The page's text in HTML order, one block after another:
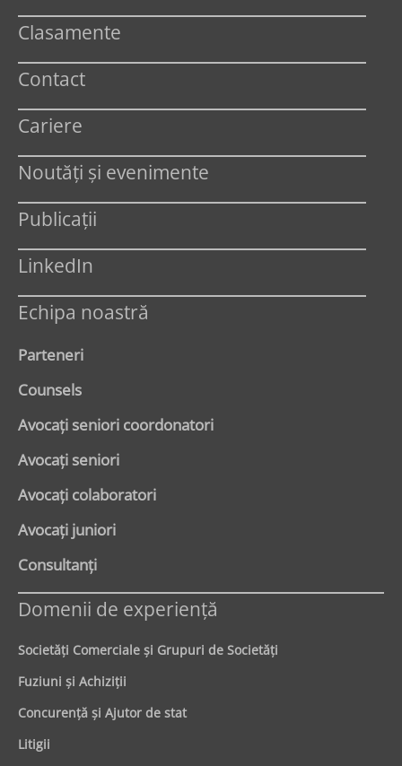
Clasamente
Contact
Cariere
Noutăți și evenimente
Publicații
LinkedIn
Echipa noastră
Parteneri
Counsels
Avocaţi seniori coordonatori
Avocaţi seniori
Avocaţi colaboratori
Avocaţi juniori
Consultanți
Domenii de experienţă
Societăţi Comerciale şi Grupuri de Societăţi
Fuziuni şi Achiziţii
Concurenţă şi Ajutor de stat
Litigii